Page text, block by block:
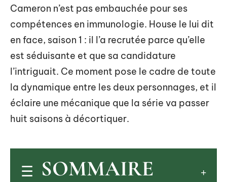
Cameron n’est pas embauchée pour ses
compétences en immunologie. House le lui dit
en face, saison 1 : il l’a recrutée parce qu’elle
est séduisante et que sa candidature
l’intriguait. Ce moment pose le cadre de toute
la dynamique entre les deux personnages, et il
éclaire une mécanique que la série va passer
huit saisons à décortiquer.
SOMMAIRE